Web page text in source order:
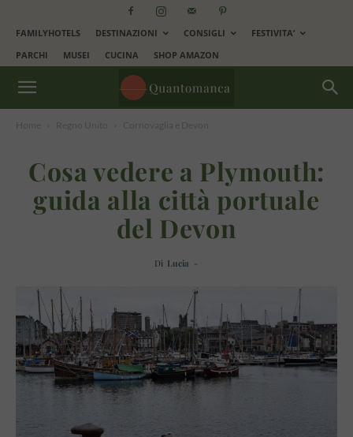
FAMILYHOTELS DESTINAZIONI CONSIGLI
FESTIVITA’
PARCHI
MUSEI CUCINA SHOP AMAZON
Cosa vedere a Plymouth:
guida alla città portuale
del Devon
Di Lucia -